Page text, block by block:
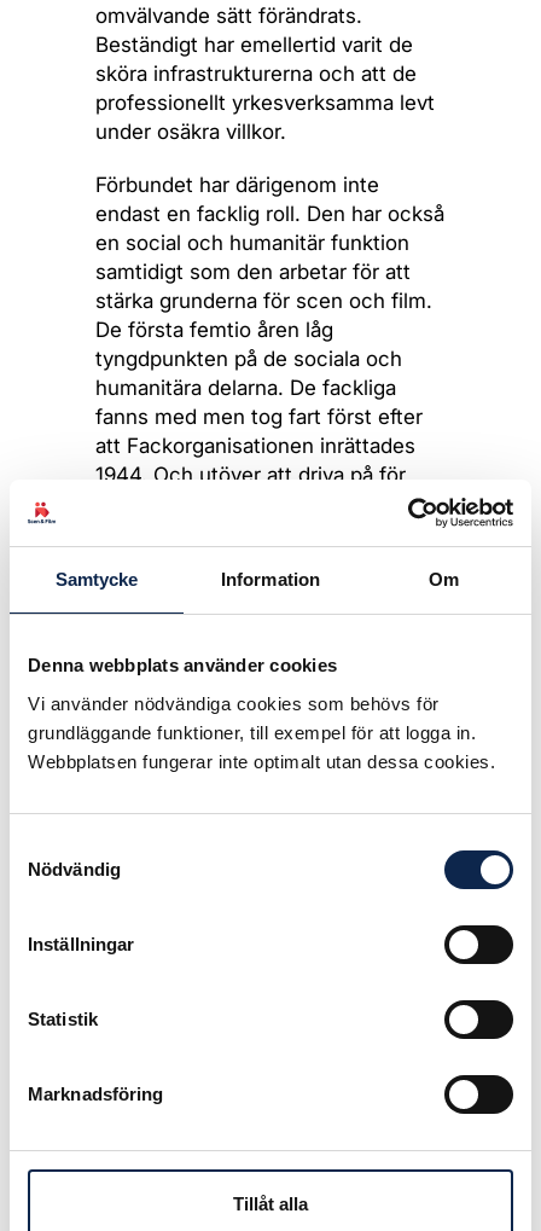
Samtycke Information Om
Denna webbplats använder cookies
Vi använder nödvändiga cookies som behövs för
grundläggande funktioner, till exempel för att logga in.
Webbplatsen fungerar inte optimalt utan dessa cookies.
Nödvändig
Inställningar
Statistik
Marknadsföring
Tillåt alla
omvälvande sätt förändrats.
Beständigt har emellertid varit de
sköra infrastrukturerna och att de
professionellt yrkesverksamma levt
under osäkra villkor.
Förbundet har därigenom inte
endast en facklig roll. Den har också
en social och humanitär funktion
samtidigt som den arbetar för att
stärka grunderna för scen och film.
De första femtio åren låg
tyngdpunkten på de sociala och
humanitära delarna. De fackliga
fanns med men tog fart först efter
att Fackorganisationen inrättades
1944. Och utöver att driva på för
jämställdhetsarbete, bidragit till att
göra den mer inkluderande och
Av medlemmarna har endast 10-15
procent fasta jobb. Den stora
majoriteten arbetar som frilansare
växande grupp som frilansande
kombinatörer. En framtida utmaning
präglar regelsystemen är
yrket och det konstnärliga arbetet
Historikens författare Jaan Kolk var